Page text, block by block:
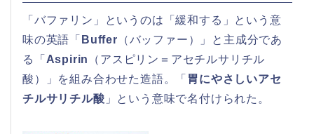
「バファリン」というのは「緩和する」という意
味の英語「 Buffer （バッファー）」と主成分であ
る「 Aspirin
（アスピリン＝アセチルサリチル
酸）」を組み合わせた造語。「 胃にやさしいアセ
チルサリチル酸 」という意味で名付けられた。